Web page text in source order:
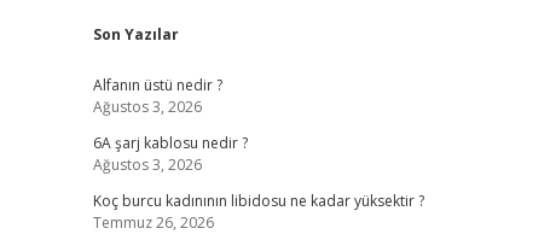
Sidebar
Son Yazılar
Alfanın üstü nedir ?
Ağustos 3, 2026
6A şarj kablosu nedir ?
Ağustos 3, 2026
Koç burcu kadınının libidosu ne kadar yüksektir ?
Temmuz 26, 2026
ilbet mobil giriş